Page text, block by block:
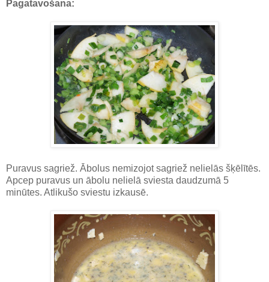
Pagatavošana:
Puravus sagriež. Ābolus nemizojot sagriež nelielās šķēlītēs.
Apcep puravus un ābolu nelielā sviesta daudzumā 5
minūtes. Atlikušo sviestu izkausē.